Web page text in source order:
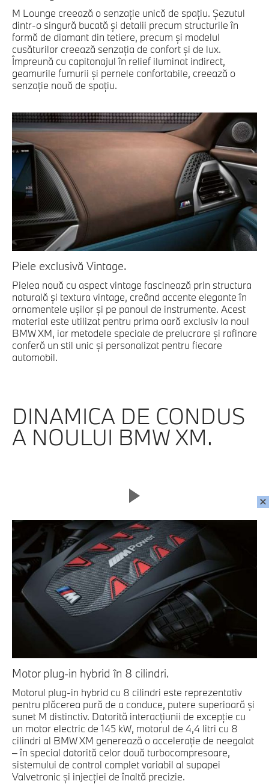
M Lounge creează o senzaţie unică de spaţiu. Şezutul
dintr-o singură bucată şi detalii precum structurile în
formă de diamant din tetiere, precum şi modelul
cusăturilor creează senzaţia de confort şi de lux.
Împreună cu capitonajul în relief iluminat indirect,
geamurile fumurii şi pernele confortabile, creează o
senzaţie nouă de spaţiu.
Piele exclusivă Vintage.
Pielea nouă cu aspect vintage fascinează prin structura
naturală şi textura vintage, creând accente elegante în
ornamentele uşilor şi pe panoul de instrumente. Acest
material este utilizat pentru prima oară exclusiv la noul
BMW XM, iar metodele speciale de prelucrare şi rafinare
conferă un stil unic şi personalizat pentru fiecare
automobil.
DINAMICA DE CONDUS
A NOULUI BMW XM.
Motor plug-in hybrid în 8 cilindri.
Motorul plug-in hybrid cu 8 cilindri este reprezentativ
pentru plăcerea pură de a conduce, putere superioară şi
sunet M distinctiv. Datorită interacţiunii de excepţie cu
un motor electric de 145 kW, motorul de 4,4 litri cu 8
cilindri al BMW XM generează o acceleraţie de neegalat
– în special datorită celor două turbocompresoare,
sistemului de control complet variabil al supapei
Valvetronic şi injecţiei de înaltă precizie.